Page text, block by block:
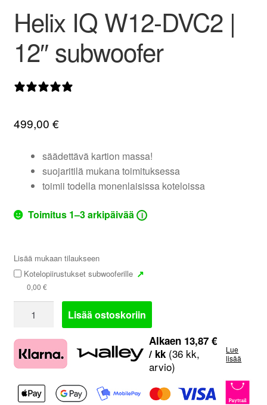
valikko
Helix IQ W12-DVC2 |
12″ subwoofer
499,00 €
säädettävä kartion massa!
suojaritilä mukana toimituksessa
toimii todella monenlaisissa koteloissa
Toimitus 1–3 arkipäivää i
Lisää mukaan tilaukseen
Kotelopiirustukset subwooferille ↗
0,00 €
W12-
DVC2
|
12"
subwoofer
Lisää ostoskoriin
Alkaen 13,87 €
/ kk(36 kk,
arvio)
Lue
lisää